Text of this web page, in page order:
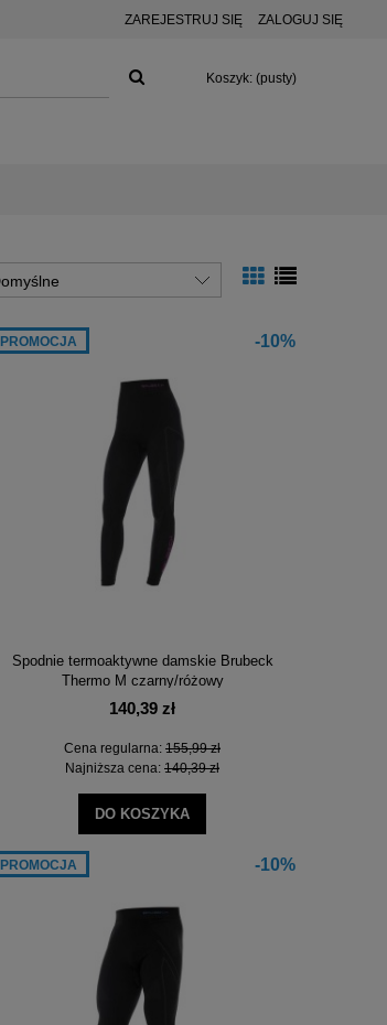
ZAREJESTRUJ SIĘ ZALOGUJ SIĘ
Koszyk: (pusty)
-10%
Spodnie termoaktywne damskie Brubeck
Thermo M czarny/różowy
140,39 zł
Cena regularna: 155,99 zł
Najniższa cena: 140,39 zł
DO KOSZYKA
PROMOCJA
-10%
PROMOCJA